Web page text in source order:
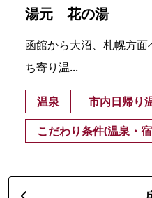
湯元 花の湯
函館から大沼、札幌方
ち寄り温...
温泉
市内日帰り
こだわり条件(温泉・